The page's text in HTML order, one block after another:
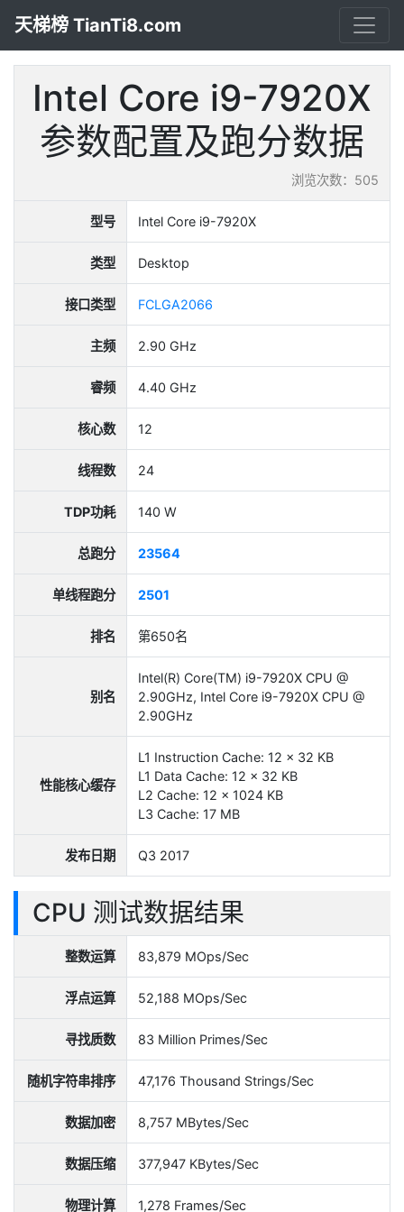
天梯榜 TianTi8.com
Intel Core i9-7920X
参数配置及跑分数据
浏览次数：505
型号 Intel Core i9-7920X
类型 Desktop
接口类型 FCLGA2066
主频 2.90 GHz
睿频 4.40 GHz
核心数 12
线程数 24
TDP功耗 140 W
总跑分 23564
单线程跑分 2501
排名 第650名
别名
Intel(R) Core(TM) i9-7920X CPU @
2.90GHz, Intel Core i9-7920X CPU @
2.90GHz
性能核心缓存
L1 Instruction Cache: 12 x 32 KB
L1 Data Cache: 12 x 32 KB
L2 Cache: 12 x 1024 KB
L3 Cache: 17 MB
发布日期 Q3 2017
CPU 测试数据结果
整数运算 83,879 MOps/Sec
浮点运算 52,188 MOps/Sec
寻找质数 83 Million Primes/Sec
随机字符串排序 47,176 Thousand Strings/Sec
数据加密 8,757 MBytes/Sec
数据压缩 377,947 KBytes/Sec
物理计算 1,278 Frames/Sec